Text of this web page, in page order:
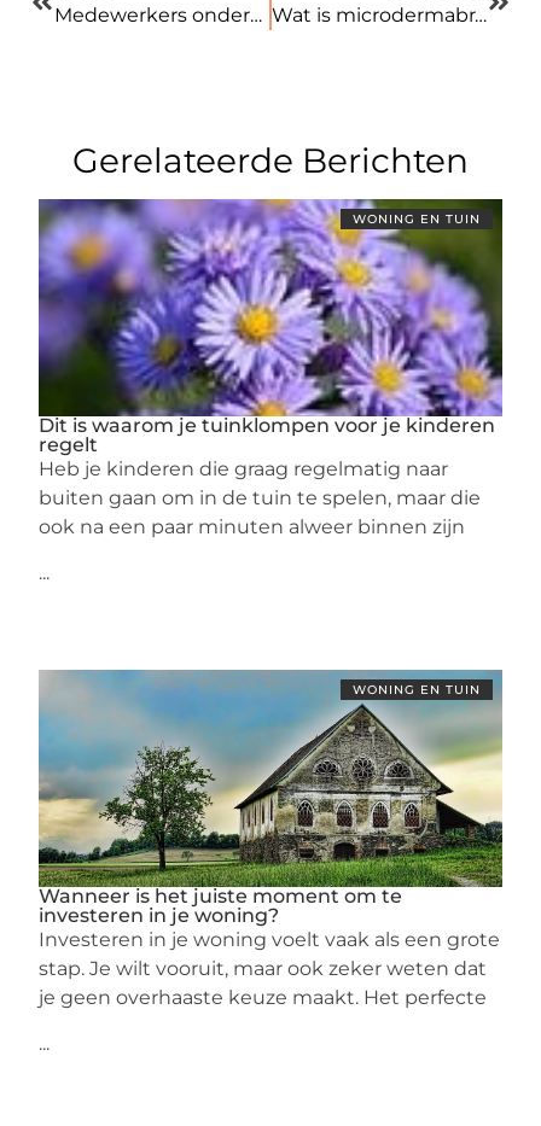
Medewerkers onderzoek Wat is microdermabrasie in Breda?
Gerelateerde Berichten
WONING EN TUIN
Dit is waarom je tuinklompen voor je kinderen
regelt
Heb je kinderen die graag regelmatig naar
buiten gaan om in de tuin te spelen, maar die
ook na een paar minuten alweer binnen zijn
...
WONING EN TUIN
Wanneer is het juiste moment om te
investeren in je woning?
Investeren in je woning voelt vaak als een grote
stap. Je wilt vooruit, maar ook zeker weten dat
je geen overhaaste keuze maakt. Het perfecte
...